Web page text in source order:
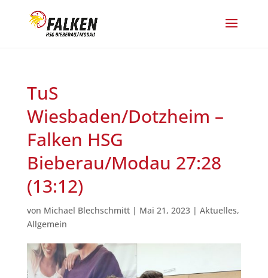
TuS
Wiesbaden/Dotzheim –
Falken HSG
Bieberau/Modau 27:28
(13:12)
von Michael Blechschmitt| Mai 21, 2023| Aktuelles,
Allgemein